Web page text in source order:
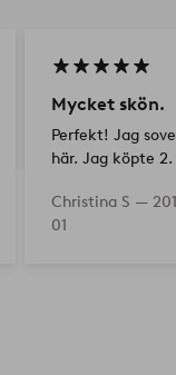
Mycket skön.
Perfekt! Jag
här. Jag köpte
pengarna.
Christina S —
01